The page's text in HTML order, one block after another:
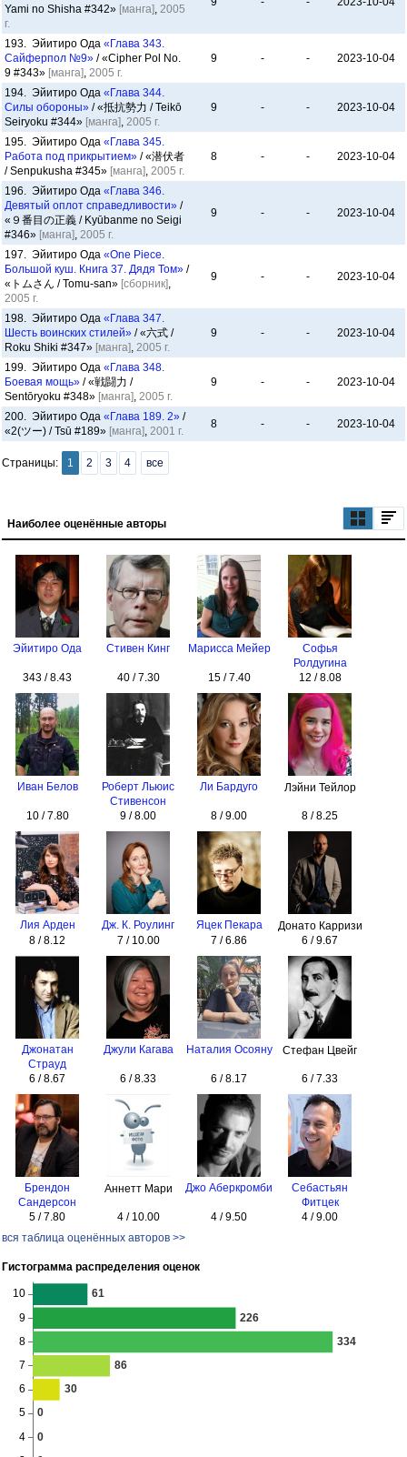
Yami no Shisha #342» [манга], 2005
г.
193. Эйитиро Ода «Глава 343.
Сайферпол №9» / «Cipher Pol No.
9 #343» [манга], 2005 г.
9 - - 2023-10-04
194. Эйитиро Ода «Глава 344.
Силы обороны» / «抵抗勢力 / Teikō
Seiryoku #344» [манга], 2005 г.
9 - - 2023-10-04
195. Эйитиро Ода «Глава 345.
Работа под прикрытием» / «潜伏者
/ Senpukusha #345» [манга], 2005 г.
8 - - 2023-10-04
196. Эйитиро Ода «Глава 346.
Девятый оплот справедливости» /
«９番目の正義 / Kyūbanme no Seigi
#346» [манга], 2005 г.
9 - - 2023-10-04
197. Эйитиро Ода «One Piece.
Большой куш. Книга 37. Дядя Том» /
«トムさん / Tomu-san» [сборник],
2005 г.
9 - - 2023-10-04
198. Эйитиро Ода «Глава 347.
Шесть воинских стилей» / «六式 /
Roku Shiki #347» [манга], 2005 г.
9 - - 2023-10-04
199. Эйитиро Ода «Глава 348.
Боевая мощь» / «戦闘力 /
Sentōryoku #348» [манга], 2005 г.
9 - - 2023-10-04
200. Эйитиро Ода «Глава 189. 2» /
«2(ツー) / Tsū #189» [манга], 2001 г.
8 - - 2023-10-04
Страницы: 1 2 3 4 все
Наиболее оценённые авторы
Эйитиро Ода
343 / 8.43
Стивен Кинг
40 / 7.30
Марисса Мейер
15 / 7.40
Софья
Ролдугина
12 / 8.08
Иван Белов
10 / 7.80
Роберт Льюис
Стивенсон
9 / 8.00
Ли Бардуго
8 / 9.00
Лэйни Тейлор
8 / 8.25
Лия Арден
8 / 8.12
Дж. К. Роулинг
7 / 10.00
Яцек Пекара
7 / 6.86
Донато Карризи
6 / 9.67
Джонатан
Страуд
6 / 8.67
Джули Кагава
6 / 8.33
Наталия Осояну
6 / 8.17
Стефан Цвейг
6 / 7.33
Брендон
Сандерсон
5 / 7.80
Аннетт Мари
4 / 10.00
Джо Аберкромби
4 / 9.50
Себастьян
Фитцек
4 / 9.00
вся таблица оценённых авторов >>
Гистограмма распределения оценок